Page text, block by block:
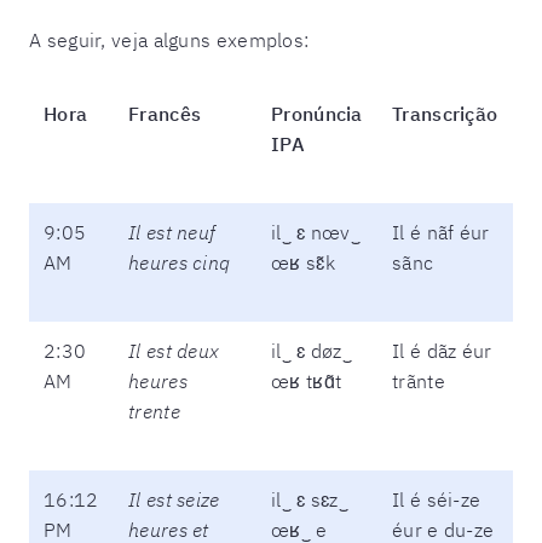
A seguir, veja alguns exemplos:
Hora Francês
Pronúncia
IPA
Transcrição
9:05
AM
Il est neuf
heures cinq
il‿ ɛ nœv‿
œʁ sɛ̃k
Il é nãf éur
sãnc
2:30
AM
Il est deux
heures
trente
il‿ ɛ døz‿
œʁ tʁɑ̃t
Il é dãz éur
trãnte
16:12
PM
Il est seize
heures et
il‿ ɛ sɛz‿
œʁ‿ e
Il é séi-ze
éur e du-ze